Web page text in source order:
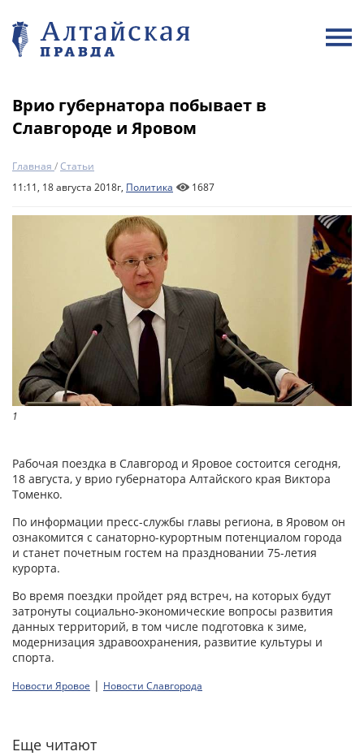
Врио губернатора побывает в
Славгороде и Яровом
Главная /Статьи
11:11, 18 августа 2018г, Политика 1687
1
Рабочая поездка в Славгород и Яровое состоится сегодня,
18 августа, у врио губернатора Алтайского края Виктора
Томенко.
По информации пресс-службы главы региона, в Яровом он
ознакомится с санаторно-курортным потенциалом города
и станет почетным гостем на праздновании 75-летия
курорта.
Во время поездки пройдет ряд встреч, на которых будут
затронуты социально-экономические вопросы развития
данных территорий, в том числе подготовка к зиме,
модернизация здравоохранения, развитие культуры и
спорта.
Новости Яровое | Новости Славгорода
Еще читают